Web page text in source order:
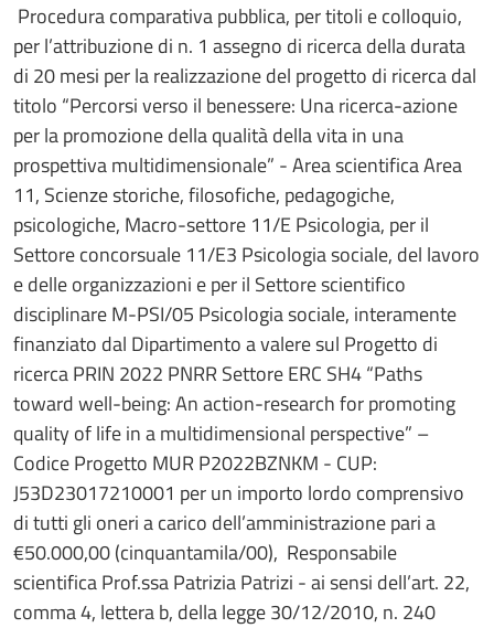
Procedura comparativa pubblica, per titoli e colloquio,
per l’attribuzione di n. 1 assegno di ricerca della durata
di 20 mesi per la realizzazione del progetto di ricerca dal
titolo “Percorsi verso il benessere: Una ricerca-azione
per la promozione della qualità della vita in una
prospettiva multidimensionale” - Area scientifica Area
11, Scienze storiche, filosofiche, pedagogiche,
psicologiche, Macro-settore 11/E Psicologia, per il
Settore concorsuale 11/E3 Psicologia sociale, del lavoro
e delle organizzazioni e per il Settore scientifico
disciplinare M-PSI/05 Psicologia sociale, interamente
finanziato dal Dipartimento a valere sul Progetto di
ricerca PRIN 2022 PNRR Settore ERC SH4 “Paths
toward well-being: An action-research for promoting
quality of life in a multidimensional perspective” –
Codice Progetto MUR P2022BZNKM - CUP:
J53D23017210001 per un importo lordo comprensivo
di tutti gli oneri a carico dell’amministrazione pari a
€50.000,00 (cinquantamila/00), Responsabile
scientifica Prof.ssa Patrizia Patrizi - ai sensi dell’art. 22,
comma 4, lettera b, della legge 30/12/2010, n. 240